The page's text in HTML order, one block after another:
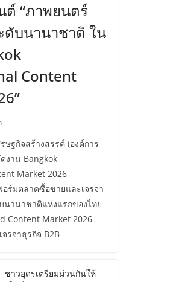
ต์ “ภาพยนตร์
ดับนานาชาติ ใน
Content
ษฐกิจสร้างสรรค์ (องค์การ
งาน Bangkok
Market 2026
ร์มตลาดซื้อขายและเจรจา
นานาชาติแห่งแรกของไทย
Content Market 2026
จรจาธุรกิจ B2B
ชาวอุดรเตรียมม่วนกันให้